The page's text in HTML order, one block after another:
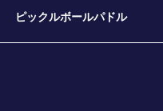
ピックルボールパドル